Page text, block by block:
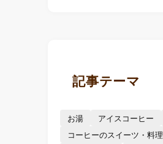
記事テーマ
お湯 アイスコーヒー
コーヒーのスイーツ・料理